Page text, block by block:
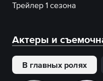
Трейлер 1 сезона
Актеры и
В главных ролях